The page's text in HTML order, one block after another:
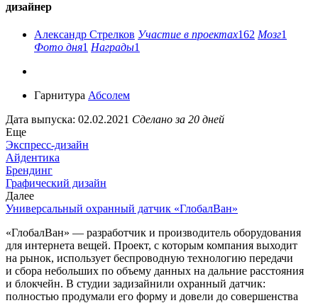
дизайнер
Александр Стрелков Участие в проектах162 Мозг1
Фото дня1 Награды1
Гарнитура Абсолем
Дата выпуска: 02.02.2021 Сделано за 20 дней
Еще
Экспресс-дизайн
Айдентика
Брендинг
Графический дизайн
Далее
Универсальный охранный датчик «ГлобалВан»
«ГлобалВан» — разработчик и производитель оборудования
для интернета вещей. Проект, с которым компания выходит
на рынок, использует беспроводную технологию передачи
и сбора небольших по объему данных на дальние расстояния
и блокчейн. В студии задизайнили охранный датчик:
полностью продумали его форму и довели до совершенства